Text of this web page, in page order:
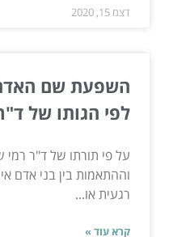
דצמ 15, 2020
השפעת שם
לפי הגותו של
על פי תורתו של ד"ר רמי
וההתאמות בין בני אדם
רגעית או...
קרא עוד »